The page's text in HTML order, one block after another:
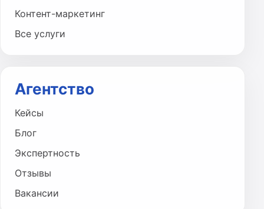
Контент-маркетинг
Все услуги
Агентство
Кейсы
Блог
Экспертность
Отзывы
Вакансии